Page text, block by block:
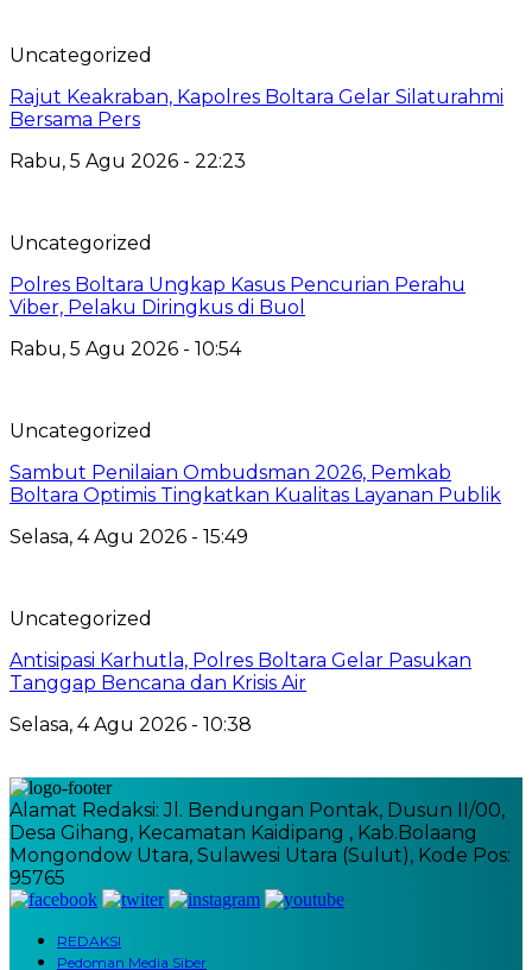
Uncategorized
Rajut Keakraban, Kapolres Boltara Gelar Silaturahmi
Bersama Pers
Rabu, 5 Agu 2026 - 22:23
Uncategorized
Polres Boltara Ungkap Kasus Pencurian Perahu
Viber, Pelaku Diringkus di Buol
Rabu, 5 Agu 2026 - 10:54
Uncategorized
Sambut Penilaian Ombudsman 2026, Pemkab
Boltara Optimis Tingkatkan Kualitas Layanan Publik
Selasa, 4 Agu 2026 - 15:49
Uncategorized
Antisipasi Karhutla, Polres Boltara Gelar Pasukan
Tanggap Bencana dan Krisis Air
Selasa, 4 Agu 2026 - 10:38
Alamat Redaksi: Jl. Bendungan Pontak, Dusun II/00,
Desa Gihang, Kecamatan Kaidipang , Kab.Bolaang
Mongondow Utara, Sulawesi Utara (Sulut), Kode Pos:
95765
REDAKSI
Pedoman Media Siber